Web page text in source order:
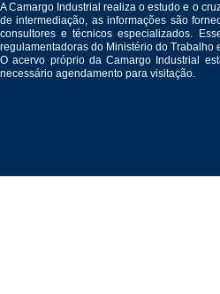
A Camargo Industrial realiza o estudo e o
de intermediação, as informações são
consultores e técnicos especializados.
regulamentadoras do Ministério do Trabalho
O acervo próprio da Camargo Industrial
necessário agendamento para visitação.